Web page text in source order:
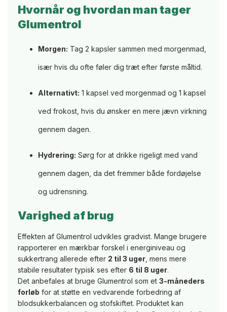
Hvornår og hvordan man tager
Glumentrol
Morgen: Tag 2 kapsler sammen med morgenmad,
især hvis du ofte føler dig træt efter første måltid.
Alternativt: 1 kapsel ved morgenmad og 1 kapsel
ved frokost, hvis du ønsker en mere jævn virkning
gennem dagen.
Hydrering: Sørg for at drikke rigeligt med vand
gennem dagen, da det fremmer både fordøjelse
og udrensning.
Varighed af brug
Effekten af Glumentrol udvikles gradvist. Mange brugere
rapporterer en mærkbar forskel i energiniveau og
sukkertrang allerede efter 2 til 3 uger , mens mere
stabile resultater typisk ses efter 6 til 8 uger.
Det anbefales at bruge Glumentrol som et 3-måneders
forløb for at støtte en vedvarende forbedring af
blodsukkerbalancen og stofskiftet. Produktet kan